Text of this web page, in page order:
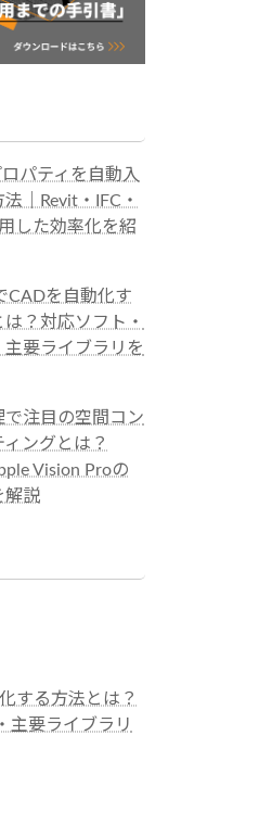
パティを自動入
｜Revit・IFC・
した効率化を紹
CADを自動化す
は？対応ソフト・
主要ライブラリを
で注目の空間コン
ィングとは？
Vision Proの
解説
する方法とは？
主要ライブラリ